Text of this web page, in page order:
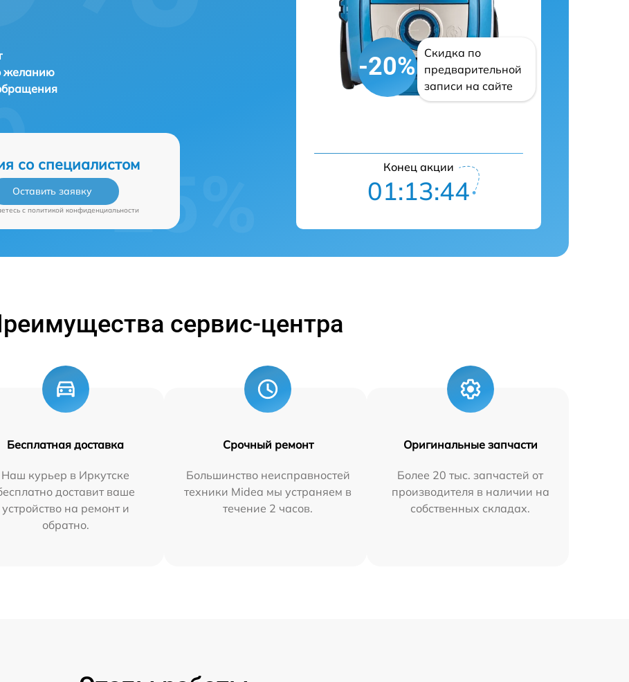
желанию
со специалистом
Оставить заявку
c политикой конфиденциальности
-20%
Скидка по
предварительной
записи на сайте
Конец акции
01:13:43
сервис-центра
Бесплатная доставка
Наш курьер в Иркутске
доставит ваше
устройство на ремонт и
обратно.
Срочный ремонт
Большинство неисправностей
техники Midea мы устраняем в
течение 2 часов.
Оригинальные запчасти
Более 20 тыс. запчастей от
производителя в наличии на
собственных складах.